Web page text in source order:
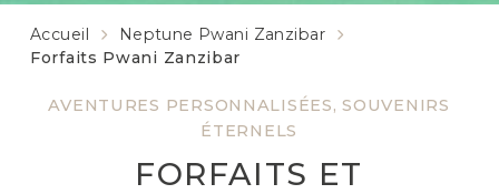
AVENTURES PERSONNALISÉES, SOUVENIRS
ÉTERNELS
FORFAITS ET
Accueil
Neptune Pwani Zanzibar
Forfaits Pwani Zanzibar